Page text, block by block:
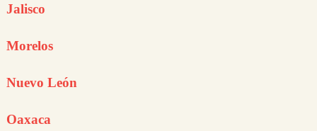
Jalisco
Morelos
Nuevo León
Oaxaca